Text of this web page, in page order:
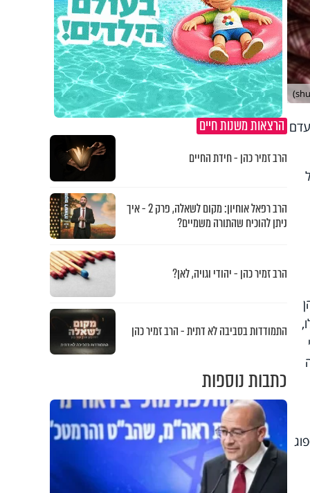
הרצאות משנות חיים
הרב זמיר כהן - חידת החיים
הרב רפאל אוחיון: מקום לשאלה, פרק 2 - איך
ניתן להוכיח שהתורה משמיים?
הרב זמיר כהן - יהודי וגויה, לאן?
התמודדות בסביבה לא דתית - הרב זמיר כהן
כתבות נוספות